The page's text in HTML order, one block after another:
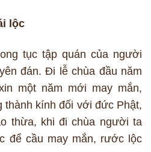
lộc
tục tập quán của người
đán. Đi lễ chùa đầu năm
một năm mới may mắn,
thành kính đối với đức Phật,
thừa, khi đi chùa người ta
để cầu may mắn, rước lộc